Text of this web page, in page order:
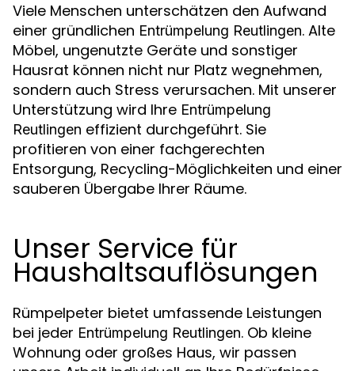
Viele Menschen unterschätzen den Aufwand
einer gründlichen Entrümpelung Reutlingen. Alte
Möbel, ungenutzte Geräte und sonstiger
Hausrat können nicht nur Platz wegnehmen,
sondern auch Stress verursachen. Mit unserer
Unterstützung wird Ihre Entrümpelung
Reutlingen effizient durchgeführt. Sie
profitieren von einer fachgerechten
Entsorgung, Recycling-Möglichkeiten und einer
sauberen Übergabe Ihrer Räume.
Unser Service für
Haushaltsauflösungen
Rümpelpeter bietet umfassende Leistungen
bei jeder Entrümpelung Reutlingen. Ob kleine
Wohnung oder großes Haus, wir passen